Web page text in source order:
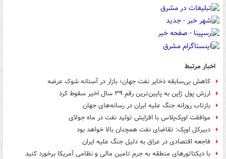
اخبار مرتبط
کاهش بی‌سابقه ذخایر نفت جهان؛ بازار در آستانه شوک عرضه
ارزش پول ژاپن به پایین‌ترین رقم ۳۹ سال اخیر سقوط کرد
بازتاب روزانه جنگ علیه ایران در رسانه‌های جهان
موافقت اوپک‌پلاس با افزایش تولید نفت در ماه جولای
دبیرکل اوپک: تقاضای نفت همچنان بالا خواهد بود
فاجعه اقتصادی در عراق به دلیل جنگ علیه ایران
با دیکتاتورهای منطقه به جرم تامین مالی و نظامی آمریکا برخورد کنید